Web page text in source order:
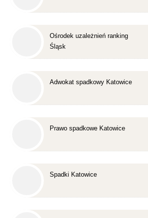
Ośrodek uzależnień ranking
Śląsk
Adwokat spadkowy Katowice
Prawo spadkowe Katowice
Spadki Katowice